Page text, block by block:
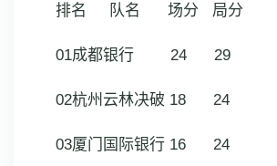
排名 队名 场分 局分
01成都银行 24 29
02杭州云林决破 18 24
03厦门国际银行 16 24